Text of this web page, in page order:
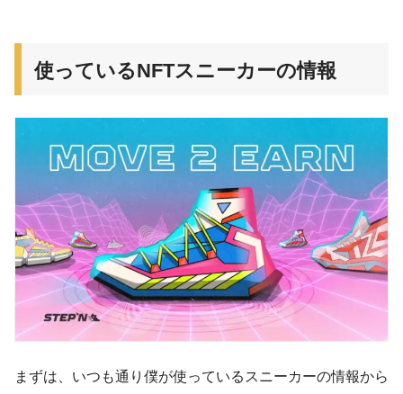
使っているNFTスニーカーの情報
まずは、いつも通り僕が使っているスニーカーの情報から